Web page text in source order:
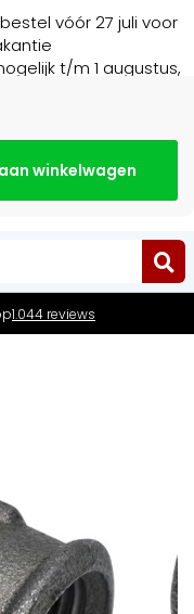
vóór 27 juli voor
t/m 1 augustus,
1.044 reviews
winkelwagen